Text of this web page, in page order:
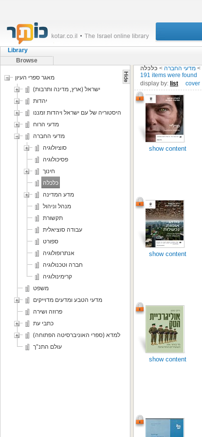
Library
Browse
מאגר ספרי העיון
ישראל (ארץ, מדינה ותרבות)
יהדות
היסטוריה של עם ישראל ויהדות זמננו
מדעי הרוח
מדעי החברה
סוציולוגיה
פסיכולוגיה
חינוך
כלכלה
מדע המדינה
מנהל וניהול
תקשורת
עבודה סוציאלית
ספורט
אנתרופולוגיה
חברה וטכנולוגיה
קרימינולוגיה
משפט
מדעי הטבע ומדעים מדוייקים
פרוזה ושירה
כתבי עת
למדא (ספרי האוניברסיטה הפתוחה)
עולם התנ"ך
> מדעי החברה > כלכלה
191 items were found
display by: list cover
show content
show content
show content